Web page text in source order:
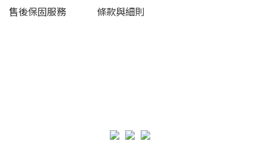
售後保固服務
條款與細則